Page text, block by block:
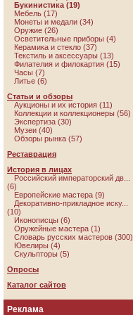
Букинистика (19)
Мебель (17)
Монеты и медали (34)
Оружие (26)
Осветительные приборы (4)
Керамика и стекло (37)
Текстиль и аксессуары (13)
Филателия и филокартия (15)
Часы (7)
Литье (6)
Статьи и обзоры
Аукционы и их история (11)
Коллекции и коллекционеры (56)
Экспертиза (30)
Музеи (40)
Обзоры рынка (57)
Реставрация
История в лицах
Российский императорский дв...
(6)
Европейские мастера (9)
Декоративно-прикладное иску...
(10)
Иконописцы (6)
Оружейные мастера (1)
Словарь русских мастеров (300)
Ювелиры (4)
Скульпторы (5)
Опросы
Каталог сайтов
Реклама